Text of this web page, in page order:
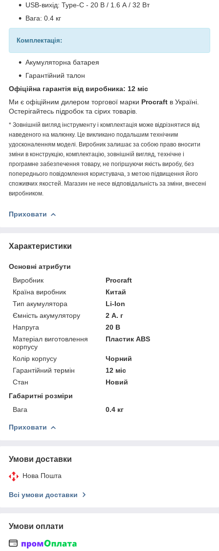
USB-вихід: Type-С - 20 В / 1.6 А / 32 Вт
Вага: 0.4 кг
Комплектація:
Акумуляторна батарея
Гарантійний талон
Офіційна гарантія від виробника: 12 міс
Ми є офіційним дилером торгової марки Procraft в Україні.
Остерігайтесь підробок та сірих товарів.
* Зовнішній вигляд інструменту і комплектація може відрізнятися від
наведеного на малюнку. Це викликано подальшим технічним
удосконаленням моделі. Виробник залишає за собою право вносити
зміни в конструкцію, комплектацію, зовнішній вигляд, технічне і
програмне забезпечення товару, не погіршуючи якість виробу, без
попереднього повідомлення користувача, з метою підвищення його
споживчих якостей. Магазин не несе відповідальність за зміни, внесені
виробником.
Приховати
Характеристики
Основні атрибути
Виробник
Procraft
Країна виробник
Китай
Тип акумулятора
Li-Ion
Ємність акумулятору
2 А. г
Напруга
20 В
Матеріал виготовлення
корпусу
Пластик ABS
Колір корпусу
Чорний
Гарантійний термін
12 міс
Стан
Новий
Габаритні розміри
Вага
0.4 кг
Приховати
Умови доставки
Нова Пошта
Всі умови доставки
Умови оплати